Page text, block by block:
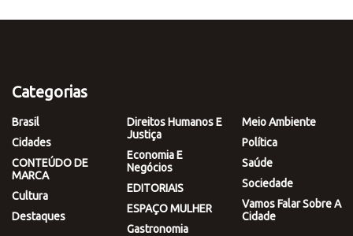
Categorias
Brasil
Cidades
CONTEÚDO DE
MARCA
Cultura
Destaques
Direitos Humanos E
Justiça
Economia E
Negócios
EDITORIAIS
ESPAÇO MULHER
Gastronomia
Meio Ambiente
Política
Saúde
Sociedade
Vamos Falar Sobre A
Cidade